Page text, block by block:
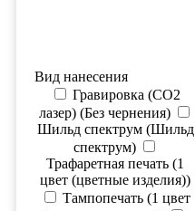
Вид нанесения
Гравировка (CO2
лазер) (Без чернения)
Шильд спектрум (Шильд
спектрум)
Трафаретная печать (1
цвет (цветные изделия))
Тампопечать (1 цвет